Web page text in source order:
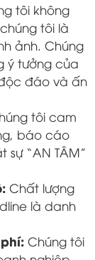
tôi không
tôi là
ảnh. Chúng
ý tưởng của
đáo và ấn
tôi cam
báo cáo
“AN TÂM”
Chất lượng
là danh
Chúng tôi